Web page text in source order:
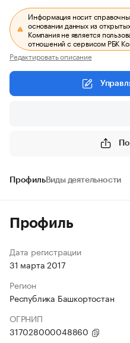
Информация носит
основании данных из
Компания не является
отношений с сервисом РБК
Редактировать описание
ПрофильВиды деятельности
Профиль
Дата регистрации
31 марта 2017
Регион
Республика Башкортостан
ОГРНИП
317028000048860